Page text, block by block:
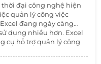
của mình.
thời đại công nghệ hiện
quản lý công việc
đang ngày càng
dụng nhiều hơn. Excel
cụ hỗ trợ quản lý công